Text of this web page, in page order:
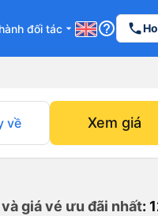
đối tác arrow_drop_down help_outline phone
về Xem giá
giá vé ưu đãi nhất: